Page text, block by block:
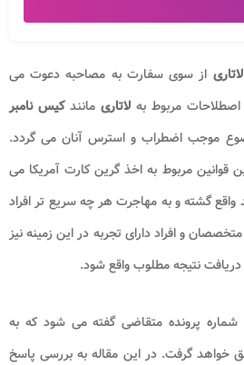
لاتاری از سوی سفارت به مصاحبه دعوت می
مربوط به لاتاری مانندکیس نامبر
موجب اضطراب و استرس آنان می گردد.
قوانین مربوط به اخذ گرین کارت آمریکا می
واقع گشته و به مهاجرت هر چه سریع تر افراد
و افراد دارای تجربه در این زمینه نیز
دریافت نتیجه مطلوب واقع شود.
پرونده متقاضی گفته می شود که به
خواهد گرفت. در این مقاله به بررسی پاسخ